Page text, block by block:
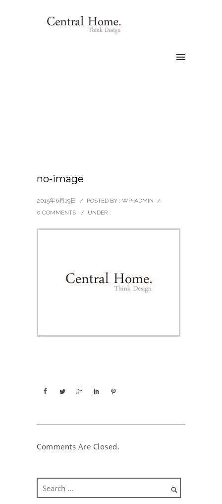
no-image
2015年6月19日 / POSTED BY : WP-ADMIN /
0 COMMENTS
/ UNDER :
Comments Are Closed.